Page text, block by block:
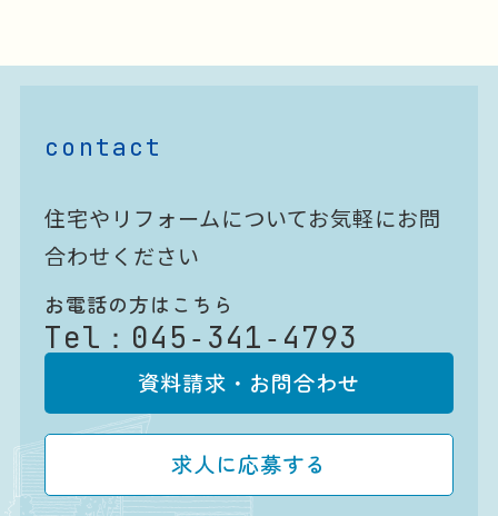
contact
住宅やリフォームについてお気軽にお問
合わせください
お電話の方はこちら
Tel： 045‐341‐4793
資料請求・お問合わせ
求人に応募する